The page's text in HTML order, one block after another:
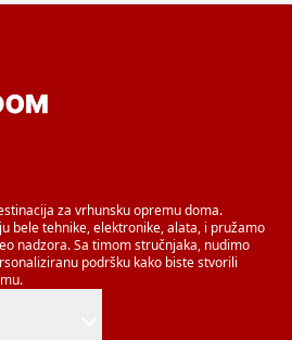
za vrhunsku opremu doma.
bele tehnike, elektronike, alata, i pružamo
nadzora. Sa timom stručnjaka, nudimo
podršku kako biste stvorili